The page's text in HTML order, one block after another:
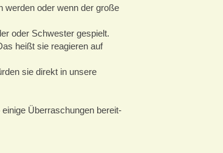
oder wenn der große
oder Schwester gespielt.
heißt sie reagieren auf
sie direkt in unsere
Überraschungen bereit-